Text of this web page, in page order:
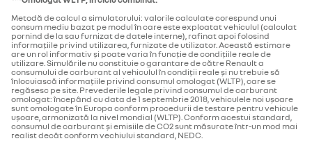
Metodă de calcul a simulatorului: valorile calculate corespund unui
consum mediu bazat pe modul în care este exploatat vehiculul (calculat
pornind de la sau furnizat de datele interne), rafinat apoi folosind
informațiile privind utilizarea, furnizate de utilizator. Această estimare
are un rol informativ și poate varia în funcție de condițiile reale de
utilizare. Simulările nu constituie o garantare de către Renault a
consumului de carburant al vehiculul în condiții reale și nu trebuie să
înlocuiască informațiile privind consumul omologat (WLTP), care se
regăsesc pe site. Prevederile legale privind consumul de carburant
omologat: începând cu data de 1 septembrie 2018, vehiculele noi ușoare
sunt omologate în Europa conform procedurii de testare pentru vehicule
ușoare, armonizată la nivel mondial (WLTP). Conform acestui standard,
consumul de carburant și emisiile de CO2 sunt măsurate într-un mod mai
realist decât conform vechiului standard, NEDC.